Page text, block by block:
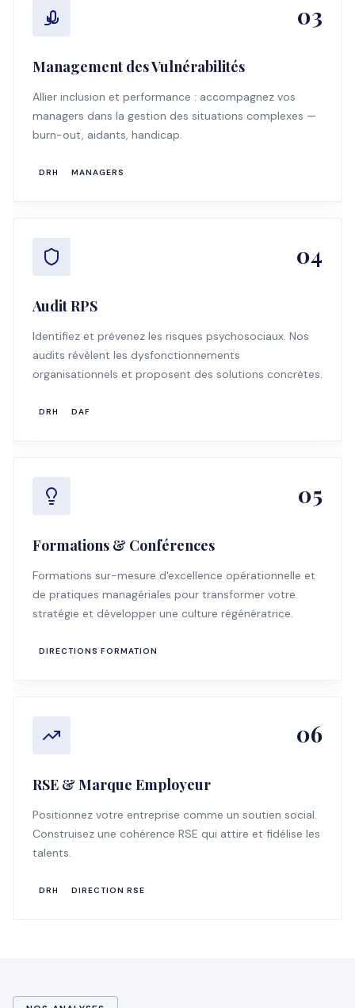
03
Management des Vulnérabilités
Allier inclusion et performance : accompagnez vos
managers dans la gestion des situations complexes —
burn-out, aidants, handicap.
DRH MANAGERS
04
Audit RPS
Identifiez et prévenez les risques psychosociaux. Nos
audits révèlent les dysfonctionnements
organisationnels et proposent des solutions concrètes.
DRH DAF
05
Formations & Conférences
Formations sur-mesure d'excellence opérationnelle et
de pratiques managériales pour transformer votre
stratégie et développer une culture régénératrice.
DIRECTIONS FORMATION
06
RSE & Marque Employeur
Positionnez votre entreprise comme un soutien social.
Construisez une cohérence RSE qui attire et fidélise les
talents.
DRH DIRECTION RSE